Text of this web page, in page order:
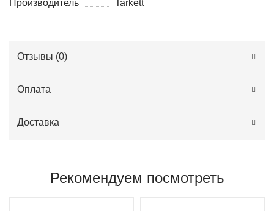
Производитель
Tarkett
Отзывы (0)
Оплата
Доставка
Рекомендуем посмотреть